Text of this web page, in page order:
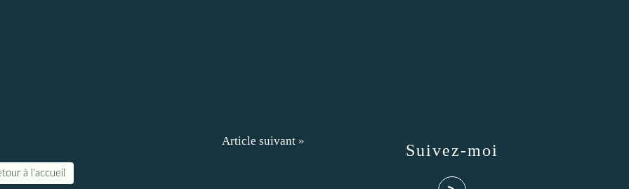
Article suivant »
à l'accueil
Suivez-moi